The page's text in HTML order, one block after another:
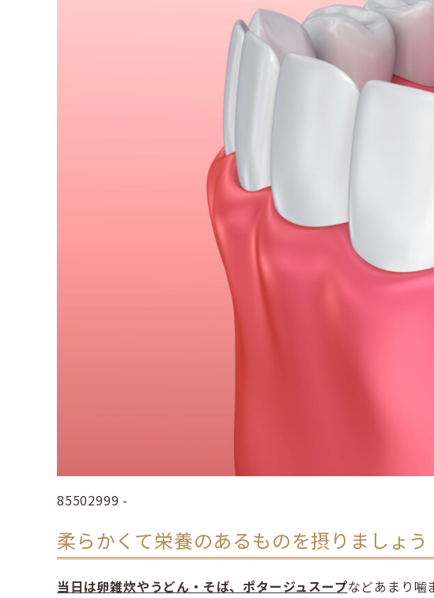
85502999 -
柔らかくて栄養のあるものを摂りましょう
当日は卵雑炊やうどん・そば、ポタージュスープなどあまり噛